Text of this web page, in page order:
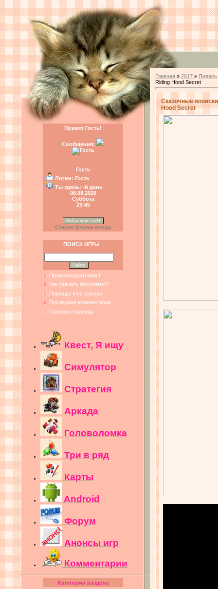
Привет Гость!
Сообщения:
Гость
Логин: Гость
Ты здесь: -й день
08.08.2026
Суббота
23:45
Войти через uID
Старая форма входа
ПОИСК ИГРЫ
Правообладателям !
Как скачать бесплатно?
Помощь! Инструкции!
Последние комментарии
Главная страница
Квест, Я ищу
Симулятор
Стратегия
Аркада
Головоломка
Три в ряд
Карты
Android
Форум
Анонсы игр
Комментарии
Категории раздела
Главная » 2017 » Январь
Riding Hood Secret
Сказочные
Hood Secret